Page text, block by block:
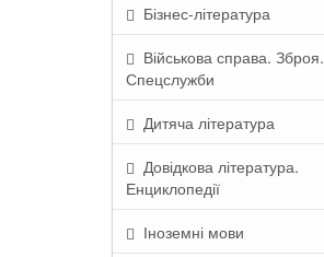
Бізнес-література
Військова справа. Зброя.
Спецслужби
Дитяча література
Довідкова література.
Енциклопедії
Іноземні мови